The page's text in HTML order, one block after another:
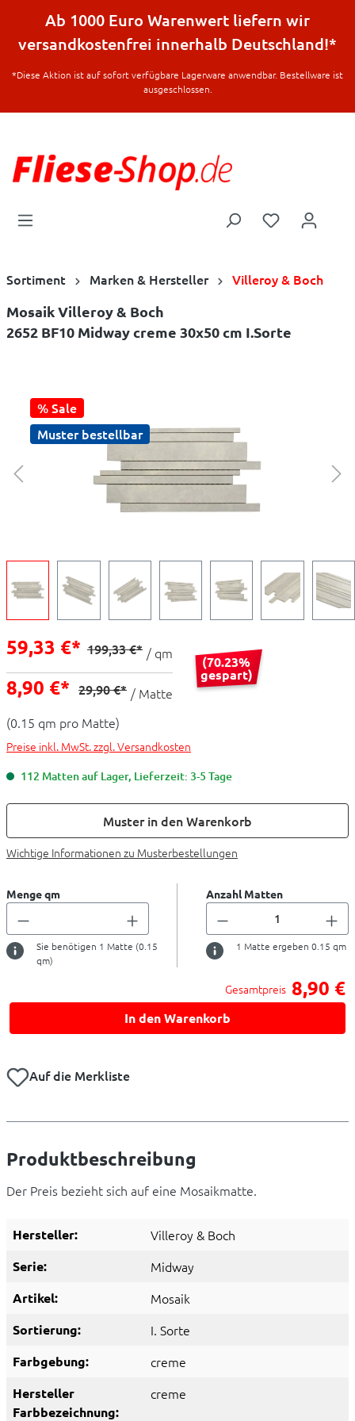
springen
Ab 1000 Euro Warenwert liefern wir
versandkostenfrei innerhalb Deutschland!*
*Diese Aktion ist auf sofort verfügbare Lagerware anwendbar. Bestellware ist
ausgeschlossen.
Sortiment Marken & Hersteller Villeroy & Boch
Mosaik Villeroy & Boch
2652 BF10 Midway creme 30x50 cm I.Sorte
% Sale
Muster bestellbar
59,33 €* 199,33 €* / qm
8,90 €* 29,90 €* / Matte
(0.15 qm pro Matte)
(70.23%
gespart)
Preise inkl. MwSt. zzgl. Versandkosten
112 Matten auf Lager, Lieferzeit: 3-5 Tage
Muster in den Warenkorb
Wichtige Informationen zu Musterbestellungen
Menge qm
Sie benötigen 1 Matte (0.15
qm)
Anzahl Matten
1 Matte ergeben 0.15 qm
Gesamtpreis 8,90 €
In den Warenkorb
Auf die Merkliste
Produktbeschreibung
Der Preis bezieht sich auf eine Mosaikmatte.
Hersteller: Villeroy & Boch
Serie: Midway
Artikel: Mosaik
Sortierung: I. Sorte
Farbgebung: creme
Hersteller
Farbbezeichnung:
creme